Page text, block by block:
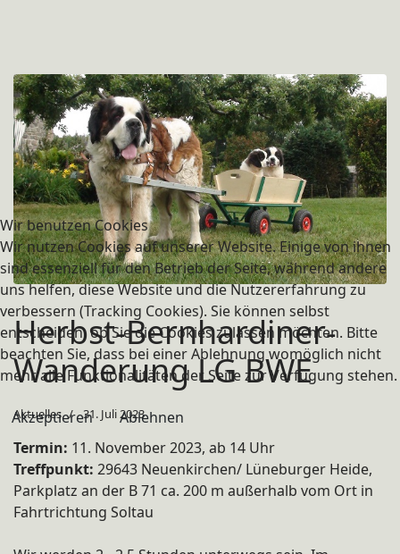
Herbst-Bernhardiner-
Wanderung LG BWE
Aktuelles 31. Juli 2023
Termin: 11. November 2023, ab 14 Uhr
Treffpunkt: 29643 Neuenkirchen/ Lüneburger Heide,
Parkplatz an der B 71 ca. 200 m außerhalb vom Ort in
Fahrtrichtung Soltau
Wir benutzen Cookies
Wir nutzen Cookies auf unserer Website. Einige von ihnen
sind essenziell für den Betrieb der Seite, während andere
uns helfen, diese Website und die Nutzererfahrung zu
verbessern (Tracking Cookies). Sie können selbst
entscheiden, ob Sie die Cookies zulassen möchten. Bitte
beachten Sie, dass bei einer Ablehnung womöglich nicht
mehr alle Funktionalitäten der Seite zur Verfügung stehen.
Akzeptieren Ablehnen